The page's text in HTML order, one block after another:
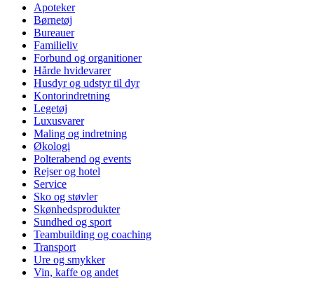
Apoteker
Børnetøj
Bureauer
Familieliv
Forbund og organitioner
Hårde hvidevarer
Husdyr og udstyr til dyr
Kontorindretning
Legetøj
Luxusvarer
Maling og indretning
Økologi
Polterabend og events
Rejser og hotel
Service
Sko og støvler
Skønhedsprodukter
Sundhed og sport
Teambuilding og coaching
Transport
Ure og smykker
Vin, kaffe og andet